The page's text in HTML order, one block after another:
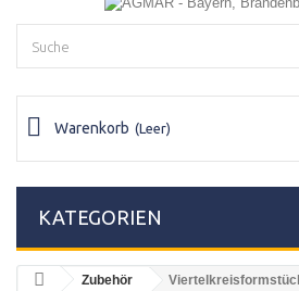
Warenkorb (Leer)
KATEGORIEN
Zubehör